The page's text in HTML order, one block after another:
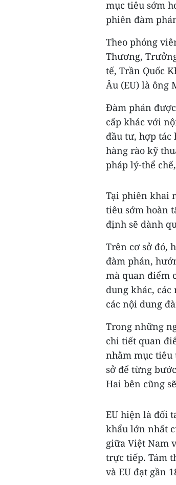
mục tiêu sớm
phiên đàm
Theo phóng
Thương,
tế, Trần Quốc
Âu (EU) là ông
Đàm phán
cấp khác với
đầu tư, hợp tác
hàng rào kỹ
pháp lý-thể
Tại phiên khai
tiêu sớm hoàn
định sẽ dành
Trên cơ sở đó,
đàm phán,
mà quan điểm
dung khác,
các nội dung
Trong những
chi tiết quan
nhằm mục tiêu
sở để từng
Hai bên cũng
EU hiện là đối
khẩu lớn nhất
giữa Việt Nam
trực tiếp. Tám
và EU đạt gần